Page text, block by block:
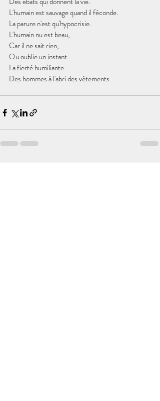
L'humain est sauvage quand il féconde.
La parure n'est qu'hypocrisie.
L'humain nu est beau,
Car il ne sait rien,
Ou oublie un instant
La fierté humiliante
Des hommes à l'abri des vêtements.